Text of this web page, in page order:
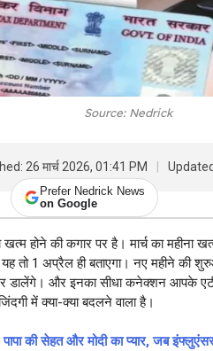
Source: Nedrick
26 मार्च 2026, 01:41 PM
Prefer Nedrick News
on Google
होने की कगार पर है। मार्च का महीना
तो 1 अप्रैल ही बताएगा। नए महीने की
और इनका सीधा कनेक्शन आपके
में क्या-क्या बदलने वाला है।
की सेहत और मोदी का प्यार, जब इंफ्लुएंसर